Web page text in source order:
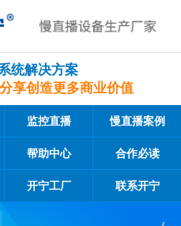
统解决方案
享创造更多商业价值
监控直播 慢直播案例
帮助中心 合作必读
开宁工厂 联系开宁